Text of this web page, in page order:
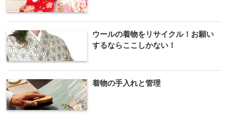
ウールの着物をリサイクル！お願い
するならここしかない！
着物の手入れと管理